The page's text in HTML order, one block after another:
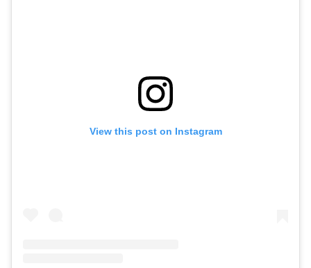
View this post on Instagram